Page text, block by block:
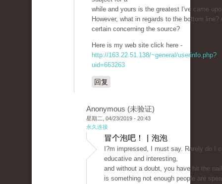
while and yours is the greatest I've came
However, what in regards to the bottom line?
certain concerning the source?
Here is my web site click here -
http://163.22.51.138/~general/userinfo.php?
uid=663263
回复
Anonymous (未验证)
星期二, 04/23/2019 - 20:43
永久连接
冒个泡吧！ | 泡泡
I?m impressed, I must say. Rarely do I
educative and interesting,
and without a doubt, you have hit the
is something not enough people are